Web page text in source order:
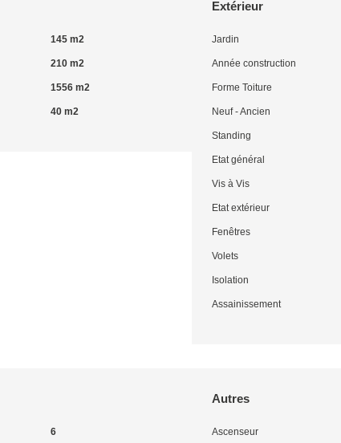
145 m2
210 m2
1556 m2
40 m2
Extérieur
Jardin
Année construction
Forme Toiture
Neuf - Ancien
Standing
Etat général
Vis à Vis
Etat extérieur
Fenêtres
Volets
Isolation
Assainissement
6
Autres
Ascenseur